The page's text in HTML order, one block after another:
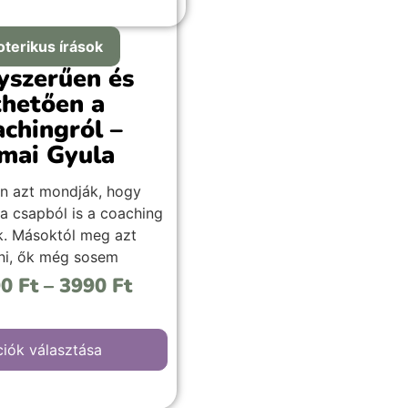
írások
és
a
–
Gyula
azt mondják, hogy
csapból is a coaching
Másoktól meg azt
ők még sosem
róla. Valószínű,
azt kevesen
Ezért szeretnék
Ft – 3990 Ft
választása